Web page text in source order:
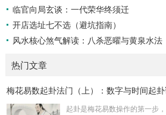
临官向局玄谈：一代荣华终须迁
开店选址七不选（避坑指南）
风水核心煞气解读：八杀恶曜与黄泉水法
热门文章
梅花易数起卦法门（上）：数字与时间起
起卦是梅花易数操作的第一步